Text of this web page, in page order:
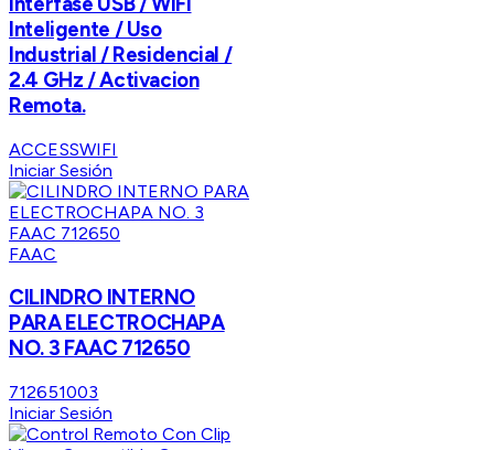
Inteligente / Uso
Industrial / Residencial /
2.4 GHz / Activacion
Remota.
ACCESSWIFI
Iniciar Sesión
FAAC
CILINDRO INTERNO
PARA ELECTROCHAPA
NO. 3 FAAC 712650
712651003
Iniciar Sesión